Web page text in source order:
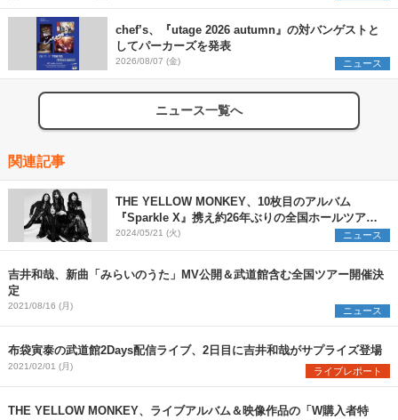
chef’s、『utage 2026 autumn』の対バンゲストと
してパーカーズを発表
2026/08/07 (金) ニュース
ニュース一覧へ
関連記事
THE YELLOW MONKEY、10枚目のアルバム
『Sparkle X』携え約26年ぶりの全国ホールツアー
開催を発表
2024/05/21 (火) ニュース
吉井和哉、新曲「みらいのうた」MV公開＆武道館含む全国ツアー開催決
定
2021/08/16 (月) ニュース
布袋寅泰の武道館2Days配信ライブ、2日目に吉井和哉がサプライズ登場
2021/02/01 (月) ライブレポート
THE YELLOW MONKEY、ライブアルバム＆映像作品の「W購入者特